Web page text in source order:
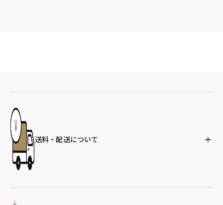
送料・配送について